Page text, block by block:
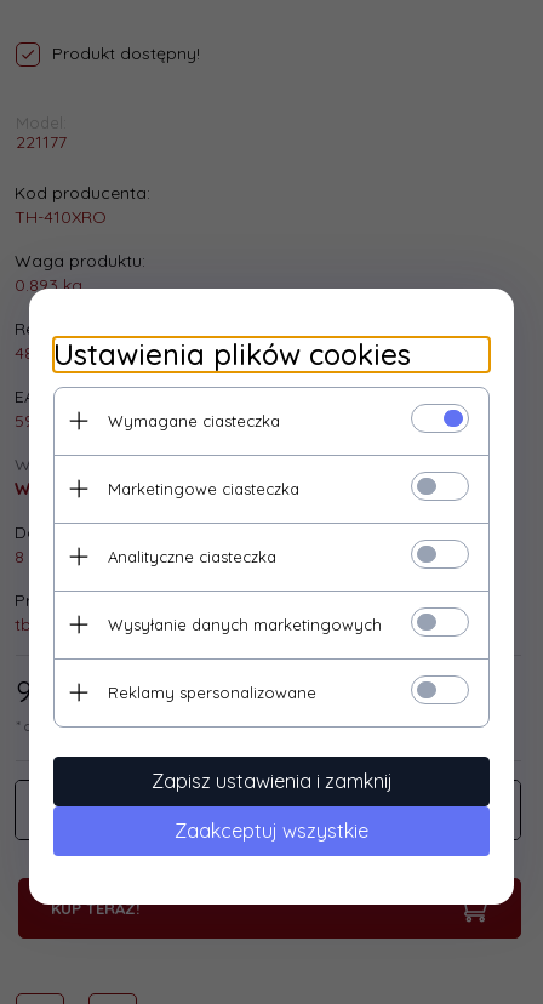
Produkt dostępny!
Model:
221177
Kod producenta:
TH-410XRO
Waga produktu:
0.893 kg
Realizacja zamówienia:
48 godzin
EAN:
5901500507219
Wysyłka:
Wysyłka gratis!
Dostępna ilość:
8 szt.
Producent:
tb print
92, 68 / 114,00 PLN*
* cena netto / brutto
KUP TERAZ!
Ustawienia plików cookies
Wymagane ciasteczka
Marketingowe ciasteczka
Analityczne ciasteczka
Wysyłanie danych marketingowych
Reklamy spersonalizowane
Zapisz ustawienia i zamknij
Zaakceptuj wszystkie